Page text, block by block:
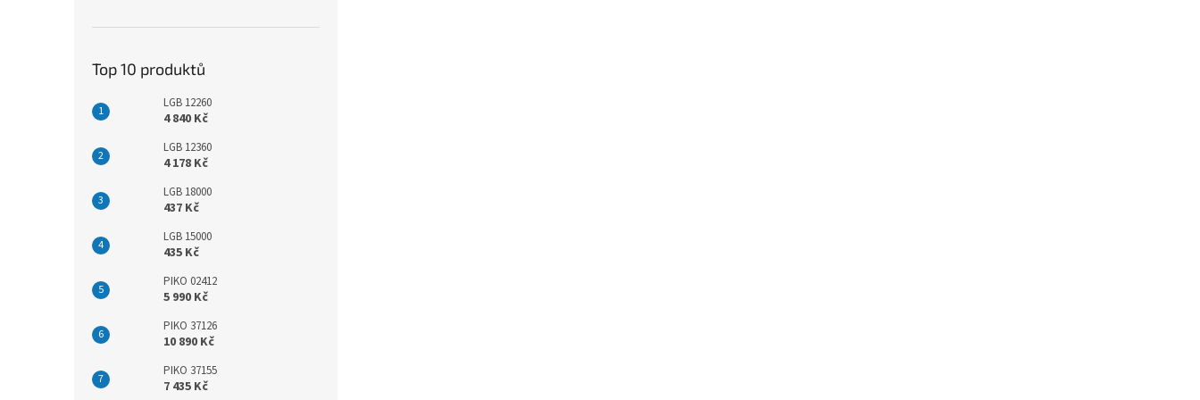
Top 10 produktů
LGB 12260
4 840 Kč
LGB 12360
4 178 Kč
LGB 18000
437 Kč
LGB 15000
435 Kč
PIKO 02412
5 990 Kč
PIKO 37126
10 890 Kč
PIKO 37155
7 435 Kč